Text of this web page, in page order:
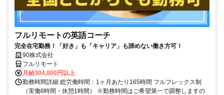
フルリモートの英語コーチ
完全在宅勤務！「好き」も「キャリア」も諦めない働き方可！
90株式会社
フルリモート
月給304,000円以上
勤務時間詳細 総労働時間：1ヶ月あたり165時間 フルフレックス制
（実働8時間・休憩1時間） ※勤務時間はご希望第一で調整しますの